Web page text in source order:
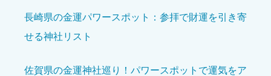
星の数をお選びください
長崎県の金運パワースポット：参拝で財運を引き寄
せる神社リスト
佐賀県の金運神社巡り！パワースポットで運気をア